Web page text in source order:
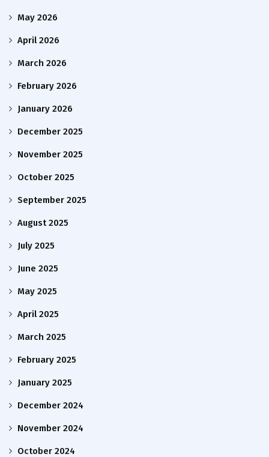
May 2026
April 2026
March 2026
February 2026
January 2026
December 2025
November 2025
October 2025
September 2025
August 2025
July 2025
June 2025
May 2025
April 2025
March 2025
February 2025
January 2025
December 2024
November 2024
October 2024